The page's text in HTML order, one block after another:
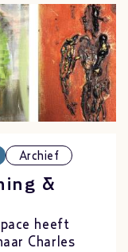
Archief
&
heeft
Charles